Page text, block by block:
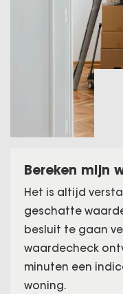
Bereken mijn
Het is altijd
geschatte
besluit te gaan
waardecheck
minuten een
woning.